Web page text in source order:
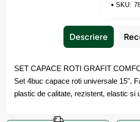
SKU:
Descriere
SET CAPACE ROTI GRAFIT
Set 4buc capace roti universale 15".
plastic de calitate, rezistent, elastic si